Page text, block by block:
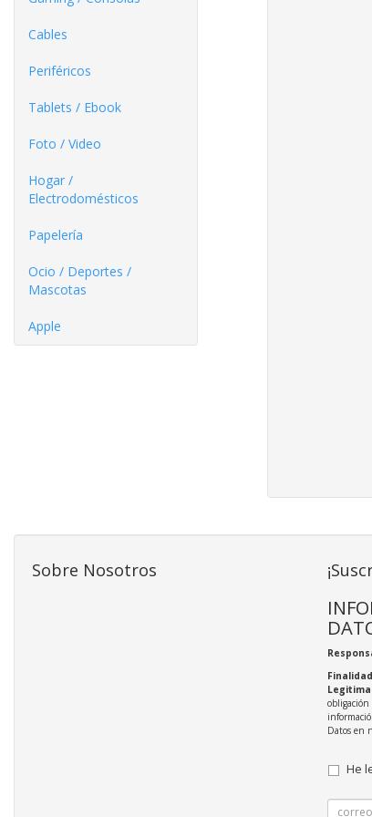
Cables
Periféricos
Tablets / Ebook
Foto / Video
Hogar /
Electrodomésticos
Papelería
Ocio / Deportes /
Mascotas
Apple
Sobre Nosotros
Finalidad
obligación
Datos en
He